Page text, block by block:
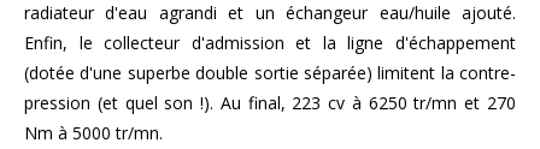
radiateur d'eau agrandi et un échangeur eau/huile ajouté.
Enfin, le collecteur d'admission et la ligne d'échappement
(dotée d'une superbe double sortie séparée) limitent la contre-
pression (et quel son !). Au final, 223 cv à 6250 tr/mn et 270
Nm à 5000 tr/mn.